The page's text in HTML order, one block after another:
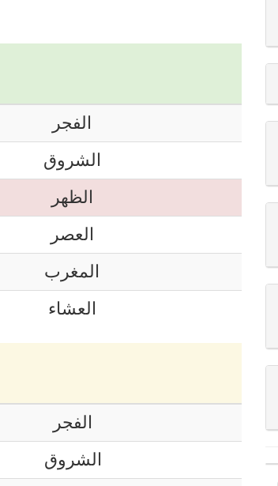
الفجر
الشروق
الظهر
العصر
المغرب
العشاء
الفجر
الشروق